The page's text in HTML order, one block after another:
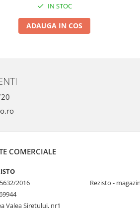
IN STOC
ADAUGA IN COS
COMERCIALE
2016
Valea Siretului, nr1
Rezisto -